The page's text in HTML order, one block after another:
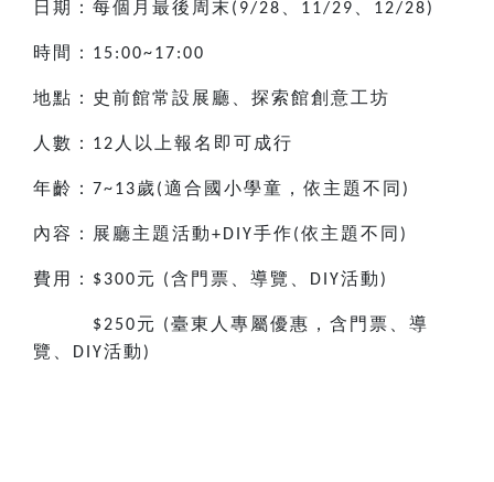
日期：每個月最後周末 (9/28 11/29 12/28)
時間： 15:00~17:00
地點：史前館常設展廳、探索館創意工坊
人數： 12 人以上報名即可成行
年齡： 7~13歲(適合國小學童，依主題不同 )
內容：展廳主題活動+DIY手作(依主題不同 )
費用： $300元 (含門票、導覽、 DIY活動 )
$250元 (臺東人專屬優惠，含門票、導
覽、 DIY活動 )